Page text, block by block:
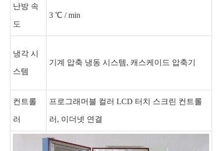
난방 속
도
3 ℃ / min
냉각 시
스템
기계 압축 냉동 시스템, 캐스케이드 압축기
컨트롤
러
프로그래머블 컬러 LCD 터치 스크린 컨트롤
러, 이더넷 연결